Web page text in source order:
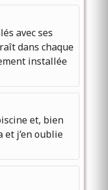
avec ses
dans chaque
installée
et, bien
et j’en oublie